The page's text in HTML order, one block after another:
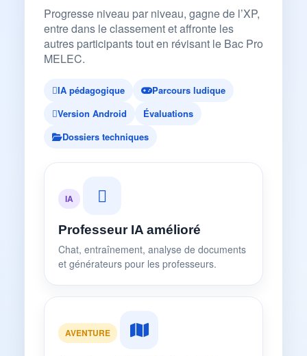
Progresse niveau par niveau, gagne de l’XP,
entre dans le classement et affronte les
autres participants tout en révisant le Bac Pro
MELEC.
IA pédagogique
Parcours ludique
Version Android
Évaluations
Dossiers techniques
IA
Professeur IA amélioré
Chat, entraînement, analyse de documents
et générateurs pour les professeurs.
AVENTURE